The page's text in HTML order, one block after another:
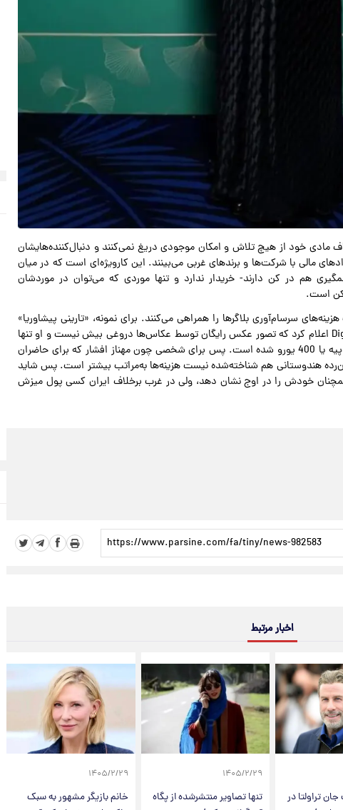
مادی خود از هیچ تلاش و امکان موجودی دریغ نمی‌کنند و دنبال‌کننده‌هایشان
مالی با شرکت‌ها و برندهای غربی می‌بینند. این کارویژه‌ای است که در میان
هم در کن دارند- خریدار ندارد و تنها موردی که می‌توان در موردشان
است.
سرسام‌آوری بلاگرها را همراهی می‌کنند. برای نمونه، «تارینی پیشاوریا»
خالق محتوای دیجیتال یا همان Digital Creator اعلام کرد که تصور عکس رایگان توسط عکاس‌ها دروغی بیش نیست و او تنها
برای هفت عکس مجبور به پرداخت 44500 روپیه یا 400 یورو شده است. پس برای شخصی چون مهناز افشار که برای حاضران
هندوستانی هم شناخته‌شده نیست هزینه‌ها به‌مراتب بیشتر است. پس شاید
همچنان خودش را در اوج نشان دهد، ولی در غرب برخلاف ایران کسی پول میزش
اخبار مرتبط
تراولتا در
۱۴۰۵/۲/۲۹
تنها تصاویر منتشرشده از پگاه
۱۴۰۵/۲/۲۹
خانم بازیگر مشهور به سبک